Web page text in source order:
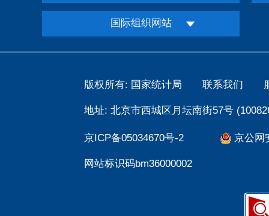
国际组织网站
版权所有: 国家统计局 联系我们
地址: 北京市西城区月坛南街57号
京ICP备05034670号-2 京公网
网站标识码bm36000002